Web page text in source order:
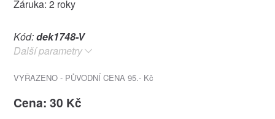
Záruka: 2 roky
Kód:dek1748-V
Další parametry
VYŘAZENO - PŮVODNÍ CENA 95.- Kč
Cena: 30 Kč